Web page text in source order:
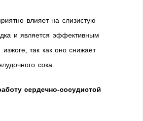
влияет на слизистую
и является эффективным
так как оно снижает
сока.
сердечно-сосудистой